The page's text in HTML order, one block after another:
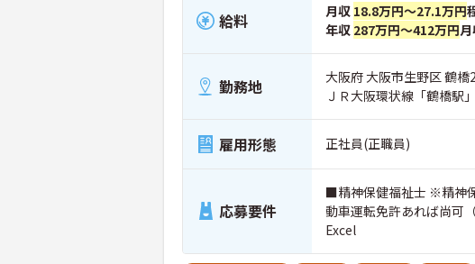
給料 月収 18.8万円～27.1万円
年収 287万円～412万円
勤務地
大阪府 大阪市生野区 鶴
ＪＲ大阪環状線「鶴橋駅
雇用形態 正社員(正職員)
応募要件
■精神保健福祉士 ※精神
動車運転免許あれば尚可
Excel